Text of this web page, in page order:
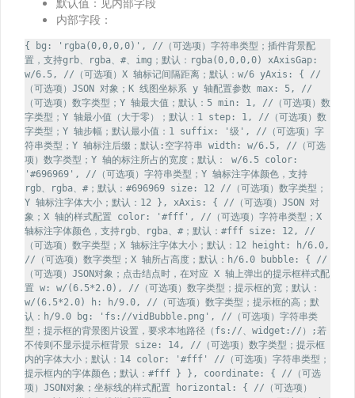
内部字段：
{ bg: 'rgba(0,0,0,0)', //（可选项）字符串类型；插件背景配
置，支持grb、rgba、#、img；默认：rgba(0,0,0,0) xAxisGap:
w/6.5, //（可选项）X 轴标记间隔距离；默认：w/6 yAxis: { //
（可选项）JSON 对象；K 线图坐标系 y 轴配置参数 max: 5, //
（可选项）数字类型；Y 轴最大值；默认：5 min: 1, //（可选项）数
字类型；Y 轴最小值（大于零）；默认：1 step: 1, //（可选项）数
字类型；Y 轴步幅；默认最小值：1 suffix: '级', //（可选项）字
符串类型；Y 轴标注后缀；默认:空字符串 width: w/6.5, //（可选
项）数字类型；Y 轴的标注所占的宽度；默认： w/6.5 color:
'#696969', //（可选项）字符串类型；Y 轴标注字体颜色，支持
rgb、rgba、#；默认：#696969 size: 12 //（可选项）数字类型；
Y 轴标注字体大小；默认：12 }, xAxis: { //（可选项）JSON 对
象；X 轴的样式配置 color: '#fff', //（可选项）字符串类型；X
轴标注字体颜色，支持rgb、rgba、#；默认：#fff size: 12, //
（可选项）数字类型；X 轴标注字体大小；默认：12 height: h/6.0,
//（可选项）数字类型；X 轴所占高度；默认：h/6.0 bubble: { //
（可选项）JSON对象；点击结点时，在对应 X 轴上弹出的提示框样式配
置 w: w/(6.5*2.0), //（可选项）数字类型；提示框的宽；默认：
w/(6.5*2.0) h: h/9.0, //（可选项）数字类型；提示框的高；默
认：h/9.0 bg: 'fs://vidBubble.png', //（可选项）字符串类
型；提示框的背景图片设置，要求本地路径（fs://、widget://）;若
不传则不显示提示框背景 size: 14, //（可选项）数字类型；提示框
内的字体大小；默认：14 color: '#fff' //（可选项）字符串类型；
提示框内的字体颜色；默认：#fff } }, coordinate: { //（可选
项）JSON对象；坐标线的样式配置 horizontal: { //（可选项）